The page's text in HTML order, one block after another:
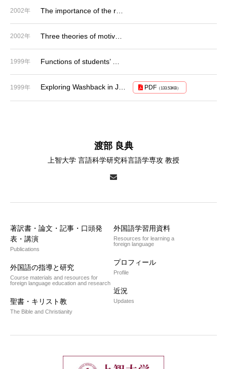
The importance of the r…
2002年
Three theories of motiv…
2002年
Functions of students’ …
1999年
Exploring Washback in J… PDF （133.53KB）
1999年
渡部 良典
上智大学 言語科学研究科言語学専攻 教授
著訳書・論文・記事・口頭発
表・講演
Publications
外国語の指導と研究
Course materials and resources for
foreign language education and research
聖書・キリスト教
The Bible and Christianity
外国語学習用資料
Resources for learning a
foreign language
プロフィール
Profile
近況
Updates